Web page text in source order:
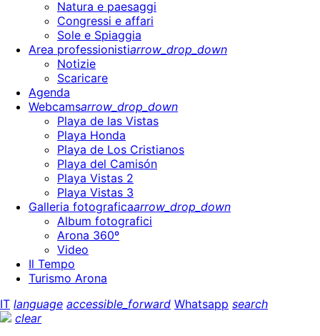
Natura e paesaggi
Congressi e affari
Sole e Spiaggia
Area professionistiarrow_drop_down
Notizie
Scaricare
Agenda
Webcamsarrow_drop_down
Playa de las Vistas
Playa Honda
Playa de Los Cristianos
Playa del Camisón
Playa Vistas 2
Playa Vistas 3
Galleria fotograficaarrow_drop_down
Album fotografici
Arona 360º
Video
Il Tempo
Turismo Arona
IT language accessible_forward Whatsapp search
clear